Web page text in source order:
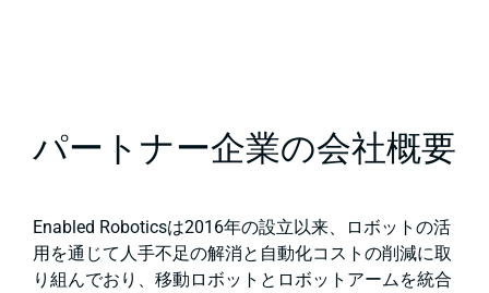
パートナー企業の会社概要
Enabled Roboticsは2016年の設立以来、ロボットの活
用を通じて人手不足の解消と自動化コストの削減に取
り組んでおり、移動ロボットとロボットアームを統合